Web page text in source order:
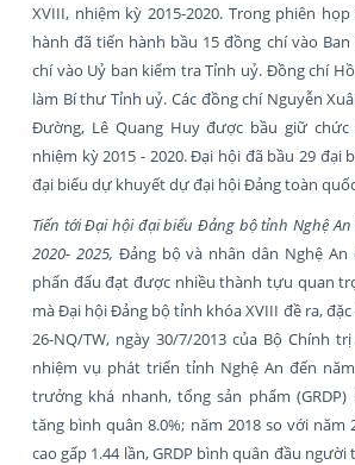
XVIII, nhiệm kỳ 2015-2020. Trong phiên
hành đã tiến hành bầu 15 đồng chí vào
chí vào Uỷ ban kiểm tra Tỉnh uỷ. Đồng chí
làm Bí thư Tỉnh uỷ. Các đồng chí Nguyễn
Đường, Lê Quang Huy được bầu giữ
nhiệm kỳ 2015 - 2020. Đại hội đã bầu 29 đại
đại biểu dự khuyết dự đại hội Đảng toàn
Tiến tới Đại hội đại biểu Đảng bộ tỉnh Nghệ An
2020- 2025, Đảng bộ và nhân dân Nghệ
phấn đấu đạt được nhiều thành tựu quan
mà Đại hội Đảng bộ tỉnh khóa XVIII đề ra,
26-NQ/TW, ngày 30/7/2013 của Bộ Chính
nhiệm vụ phát triển tỉnh Nghệ An đến
trưởng khá nhanh, tổng sản phẩm (GRDP)
tăng bình quân 8.0%; năm 2018 so với
cao gấp 1.44 lần, GRDP bình quân đầu người